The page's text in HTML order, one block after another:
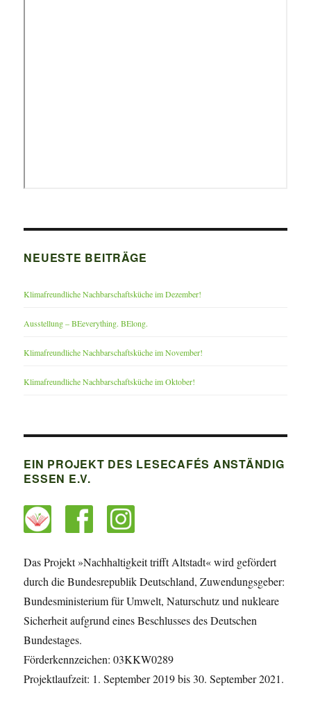
NEUESTE BEITRÄGE
Klimafreundliche Nachbarschaftsküche im Dezember!
Ausstellung – BEeverything. BElong.
Klimafreundliche Nachbarschaftsküche im November!
Klimafreundliche Nachbarschaftsküche im Oktober!
EIN PROJEKT DES LESECAFÉS ANSTÄNDIG
ESSEN E.V.
Das Projekt »Nachhaltigkeit trifft Altstadt« wird gefördert
durch die Bundesrepublik Deutschland, Zuwendungsgeber:
Bundesministerium für Umwelt, Naturschutz und nukleare
Sicherheit aufgrund eines Beschlusses des Deutschen
Bundestages.
Förderkennzeichen: 03KKW0289
Projektlaufzeit: 1. September 2019 bis 30. September 2021.